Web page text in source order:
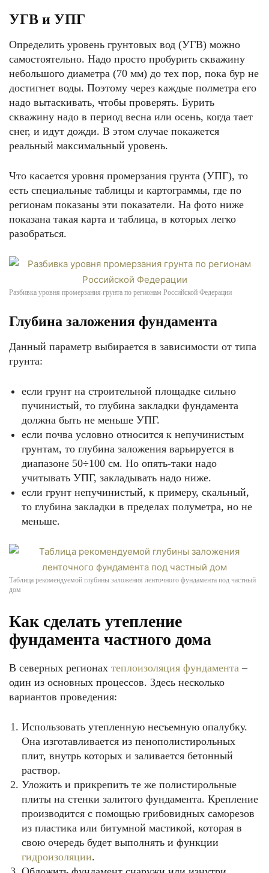
УГВ и УПГ
Определить уровень грунтовых вод (УГВ) можно
самостоятельно. Надо просто пробурить скважину
небольшого диаметра (70 мм) до тех пор, пока бур не
достигнет воды. Поэтому через каждые полметра его
надо вытаскивать, чтобы проверять. Бурить
скважину надо в период весна или осень, когда тает
снег, и идут дожди. В этом случае покажется
реальный максимальный уровень.
Что касается уровня промерзания грунта (УПГ), то
есть специальные таблицы и картограммы, где по
регионам показаны эти показатели. На фото ниже
показана такая карта и таблица, в которых легко
разобраться.
Разбивка уровня промерзания грунта по регионам Российской Федерации
Глубина заложения фундамента
Данный параметр выбирается в зависимости от типа
грунта:
если грунт на строительной площадке сильно
пучинистый, то глубина закладки фундамента
должна быть не меньше УПГ.
если почва условно относится к непучинистым
грунтам, то глубина заложения варьируется в
диапазоне 50÷100 см. Но опять-таки надо
учитывать УПГ, закладывать надо ниже.
если грунт непучинистый, к примеру, скальный,
то глубина закладки в пределах полуметра, но не
меньше.
Таблица рекомендуемой глубины заложения ленточного фундамента под частный
дом
Как сделать утепление
фундамента частного дома
В северных регионах теплоизоляция фундамента –
один из основных процессов. Здесь несколько
вариантов проведения:
Использовать утепленную несъемную опалубку.
Она изготавливается из пенополистирольных
плит, внутрь которых и заливается бетонный
раствор.
Уложить и прикрепить те же полистирольные
плиты на стенки залитого фундамента. Крепление
производится с помощью грибовидных саморезов
из пластика или битумной мастикой, которая в
свою очередь будет выполнять и функции
гидроизоляции.